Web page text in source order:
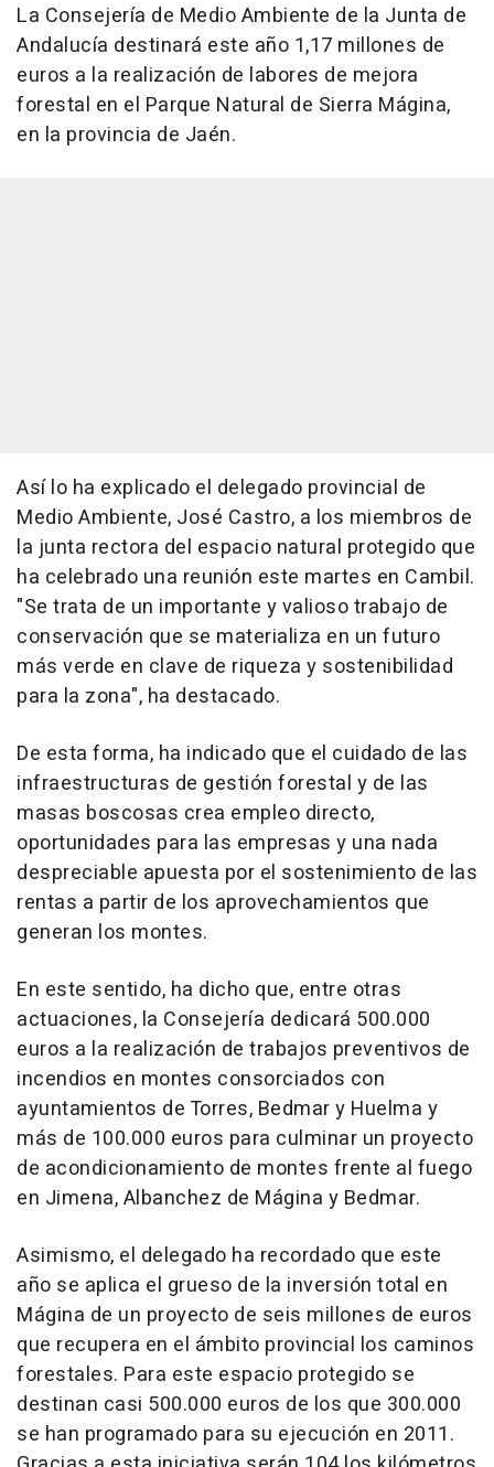
La Consejería de Medio Ambiente de la Junta de
Andalucía destinará este año 1,17 millones de
euros a la realización de labores de mejora
forestal en el Parque Natural de Sierra Mágina,
en la provincia de Jaén.
Así lo ha explicado el delegado provincial de
Medio Ambiente, José Castro, a los miembros de
la junta rectora del espacio natural protegido que
ha celebrado una reunión este martes en Cambil.
"Se trata de un importante y valioso trabajo de
conservación que se materializa en un futuro
más verde en clave de riqueza y sostenibilidad
para la zona", ha destacado.
De esta forma, ha indicado que el cuidado de las
infraestructuras de gestión forestal y de las
masas boscosas crea empleo directo,
oportunidades para las empresas y una nada
despreciable apuesta por el sostenimiento de las
rentas a partir de los aprovechamientos que
generan los montes.
En este sentido, ha dicho que, entre otras
actuaciones, la Consejería dedicará 500.000
euros a la realización de trabajos preventivos de
incendios en montes consorciados con
ayuntamientos de Torres, Bedmar y Huelma y
más de 100.000 euros para culminar un proyecto
de acondicionamiento de montes frente al fuego
en Jimena, Albanchez de Mágina y Bedmar.
Asimismo, el delegado ha recordado que este
año se aplica el grueso de la inversión total en
Mágina de un proyecto de seis millones de euros
que recupera en el ámbito provincial los caminos
forestales. Para este espacio protegido se
destinan casi 500.000 euros de los que 300.000
se han programado para su ejecución en 2011.